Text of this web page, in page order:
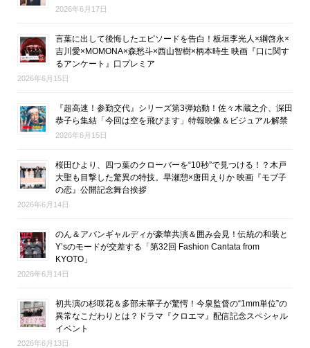
2026年6月17日
言葉に出して後悔したエピソードを告白！板垣李光人×綱啓永×
吉川愛×MOMONA×森愁斗×西山智樹×柄本時生 映画『口に関す
るアンケート』口プレミア
2026年6月15日
『超高速！参勤交代』シリーズ第3弾始動！佐々木蔵之介、深田
恭子ら集結「今回は空を飛びます」特報映像＆ビジュアル解禁
2026年6月15日
桜田ひより、四つ葉のクローバーを“10秒”で見つける！？木戸
大聖も目撃した驚異の特技。早瀬憩×唐田えりか 映画『モブ子
の恋』公開記念舞台挨拶
2026年6月14日
のん＆アバンギャルディが豪華共演＆囲み会見！伝統の和装と
Y’sのモードが交差する「第32回 Fashion Cantata from
KYOTO」
2026年6月14日
初共演の杉咲花＆多部未華子が驚愕！今泉監督の“1mm単位”の
異常なこだわりとは？ドラマ『クロエマ』配信記念スペシャル
イベント
2026年6月13日